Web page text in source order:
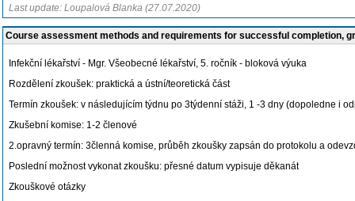
Last update: Loupalová Blanka (27.07.2020)
Course assessment methods and requirements for successful completion,
Infekční lékařství - Mgr. Všeobecné lékařství, 5. ročník - bloková výuka
Rozdělení zkoušek: praktická a ústní/teoretická část
Termín zkoušek: v následujícím týdnu po 3týdenní stáži, 1 -3 dny (dopoledne i
Zkušební komise: 1-2 členové
2.opravný termín: 3členná komise, průběh zkoušky zapsán do protokolu a
Poslední možnost vykonat zkoušku: přesné datum vypisuje děkanát
Zkouškové otázky